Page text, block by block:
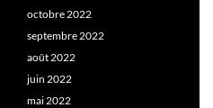
octobre 2022
septembre 2022
août 2022
juin 2022
mai 2022